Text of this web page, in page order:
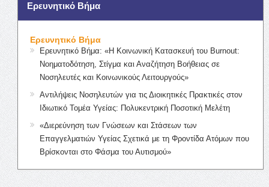
Ερευνητικό Βήμα
Ερευνητικό Βήμα
Ερευνητικό Βήμα: «Η Κοινωνική Κατασκευή του Burnout:
Νοηματοδότηση, Στίγμα και Αναζήτηση Βοήθειας σε
Νοσηλευτές και Κοινωνικούς Λειτουργούς»
Αντιλήψεις Νοσηλευτών για τις Διοικητικές Πρακτικές στον
Ιδιωτικό Τομέα Υγείας: Πολυκεντρική Ποσοτική Μελέτη
«Διερεύνηση των Γνώσεων και Στάσεων των
Επαγγελματιών Υγείας Σχετικά με τη Φροντίδα Ατόμων που
Βρίσκονται στο Φάσμα του Αυτισμού»